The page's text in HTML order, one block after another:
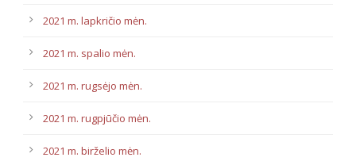
2021 m. lapkričio mėn.
2021 m. spalio mėn.
2021 m. rugsėjo mėn.
2021 m. rugpjūčio mėn.
2021 m. birželio mėn.